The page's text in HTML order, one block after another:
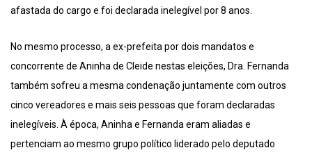
afastada do cargo e foi declarada inelegível por 8 anos.
No mesmo processo, a ex-prefeita por dois mandatos e
concorrente de Aninha de Cleide nestas eleições, Dra. Fernanda
também sofreu a mesma condenação juntamente com outros
cinco vereadores e mais seis pessoas que foram declaradas
inelegíveis. À época, Aninha e Fernanda eram aliadas e
pertenciam ao mesmo grupo político liderado pelo deputado